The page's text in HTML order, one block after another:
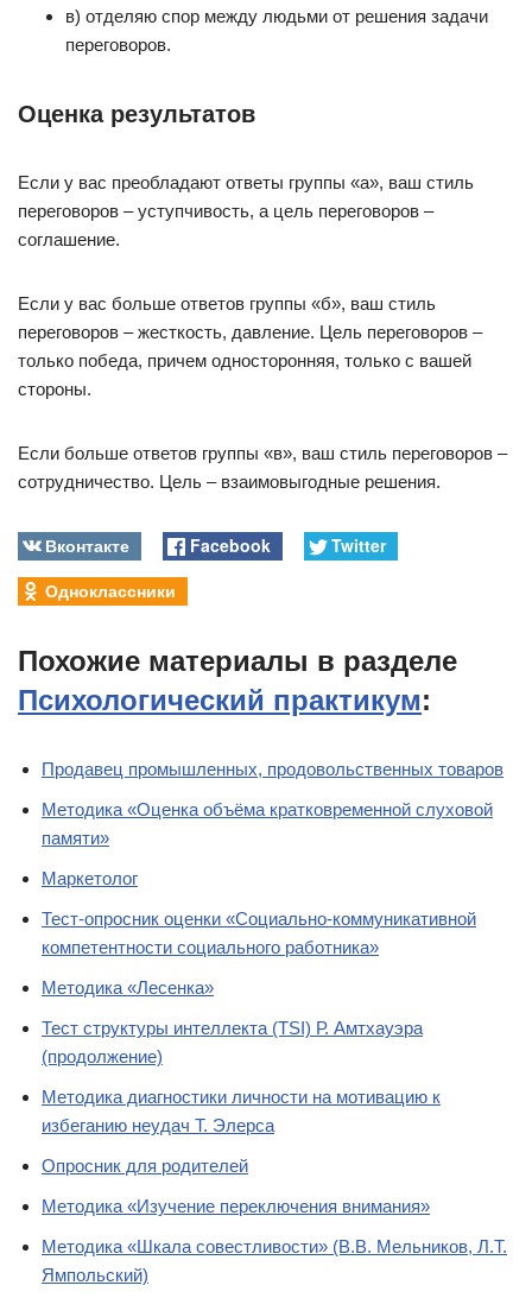
в) отделяю спор между людьми от решения задачи
переговоров.
Оценка результатов
Если у вас преобладают ответы группы «а», ваш стиль
переговоров – уступчивость, а цель переговоров –
соглашение.
Если у вас больше ответов группы «б», ваш стиль
переговоров – жесткость, давление. Цель переговоров –
только победа, причем односторонняя, только с вашей
стороны.
Если больше ответов группы «в», ваш стиль переговоров –
сотрудничество. Цель – взаимовыгодные решения.
Вконтакте Facebook
Twitter
Одноклассники
Похожие материалы в разделе
Психологический практикум:
Продавец промышленных, продовольственных товаров
Методика «Оценка объёма кратковременной слуховой
памяти»
Маркетолог
Тест-опросник оценки «Социально-коммуникативной
компетентности социального работника»
Методика «Лесенка»
Тест структуры интеллекта (TSI) Р. Амтхауэра
(продолжение)
Методика диагностики личности на мотивацию к
избеганию неудач Т. Элерса
Опросник для родителей
Методика «Изучение переключения внимания»
Методика «Шкала совестливости» (В.В. Мельников, Л.Т.
Ямпольский)